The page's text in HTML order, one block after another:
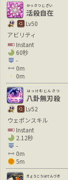
活殺自在
かっさつじざい
Lv50
アビリティ
Instant
60秒
-
0m
0m
八卦無刃殺
はっけむじんさつ
Lv52
ウェポンスキル
Instant
2.12秒
-
0m
5m
きょうこうはてんづき